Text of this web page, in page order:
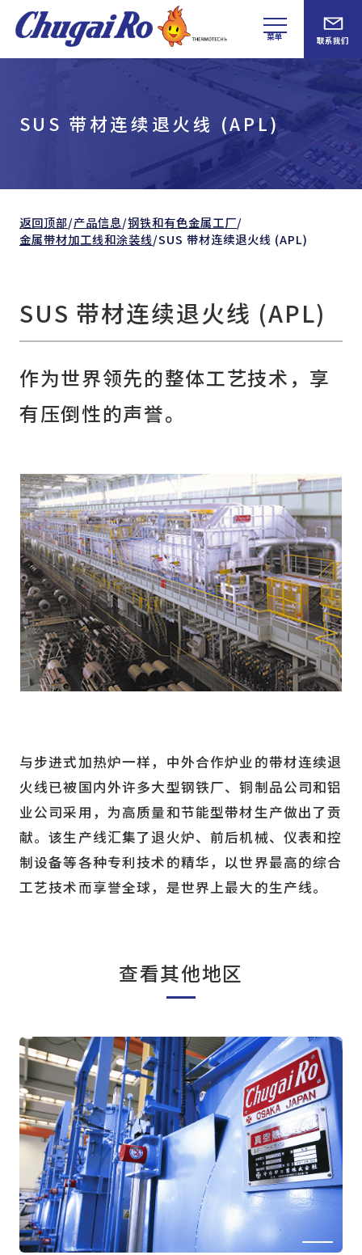
菜单 联系我们
SUS 带材连续退火线 (APL)
返回顶部/产品信息/钢铁和有色金属工厂/
金属带材加工线和涂装线/SUS 带材连续退火线 (APL)
SUS 带材连续退火线 (APL)
作为世界领先的整体工艺技术，享
有压倒性的声誉。
与步进式加热炉一样，中外合作炉业的带材连续退
火线已被国内外许多大型钢铁厂、铜制品公司和铝
业公司采用，为高质量和节能型带材生产做出了贡
献。该生产线汇集了退火炉、前后机械、仪表和控
制设备等各种专利技术的精华，以世界最高的综合
工艺技术而享誉全球，是世界上最大的生产线。
查看其他地区